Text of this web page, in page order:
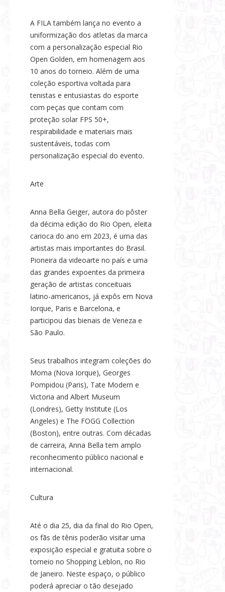
A FILA também lança no evento a
uniformização dos atletas da marca
com a personalização especial Rio
Open Golden, em homenagem aos
10 anos do torneio. Além de uma
coleção esportiva voltada para
tenistas e entusiastas do esporte
com peças que contam com
proteção solar FPS 50+,
respirabilidade e materiais mais
sustentáveis, todas com
personalização especial do evento.
Arte
Anna Bella Geiger, autora do pôster
da décima edição do Rio Open, eleita
carioca do ano em 2023, é uma das
artistas mais importantes do Brasil.
Pioneira da videoarte no país e uma
das grandes expoentes da primeira
geração de artistas conceituais
latino-americanos, já expôs em Nova
Iorque, Paris e Barcelona, e
participou das bienais de Veneza e
São Paulo.
Seus trabalhos integram coleções do
Moma (Nova Iorque), Georges
Pompidou (Paris), Tate Modern e
Victoria and Albert Museum
(Londres), Getty Institute (Los
Angeles) e The FOGG Collection
(Boston), entre outras. Com décadas
de carreira, Anna Bella tem amplo
reconhecimento público nacional e
internacional.
Cultura
Até o dia 25, dia da final do Rio Open,
os fãs de tênis poderão visitar uma
exposição especial e gratuita sobre o
torneio no Shopping Leblon, no Rio
de Janeiro. Neste espaço, o público
poderá apreciar o tão desejado